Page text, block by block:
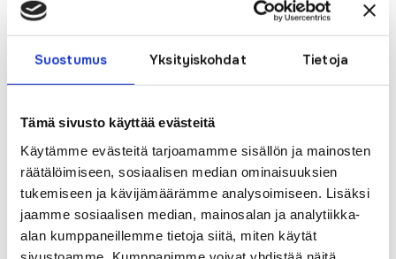
Suostumus Yksityiskohdat Tietoja
Tämä sivusto käyttää evästeitä
Käytämme evästeitä tarjoamamme sisällön ja mainosten
räätälöimiseen, sosiaalisen median ominaisuuksien
tukemiseen ja kävijämäärämme analysoimiseen. Lisäksi
jaamme sosiaalisen median, mainosalan ja analytiikka-
alan kumppaneillemme tietoja siitä, miten käytät